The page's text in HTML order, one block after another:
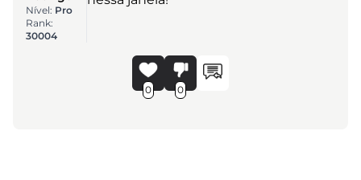
Nível: Pro
Rank:
30004
0 0